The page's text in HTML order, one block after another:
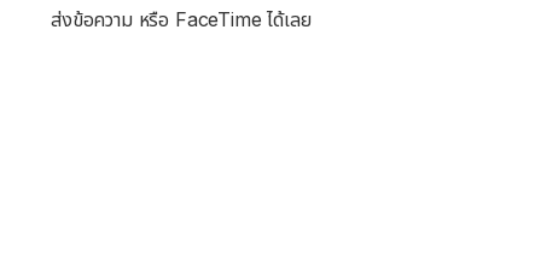
ส่งข้อความ หรือ FaceTime ได้เลย